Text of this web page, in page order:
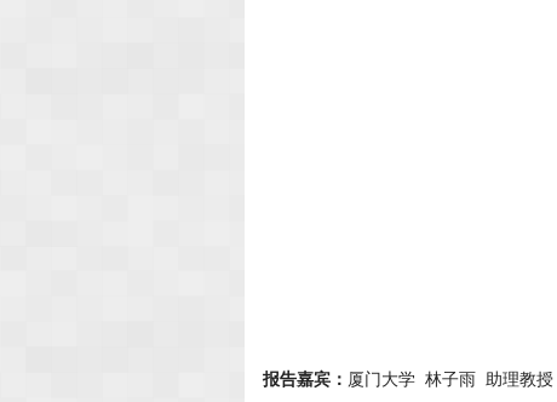
报告嘉宾： 厦门大学 林子雨 助理教授